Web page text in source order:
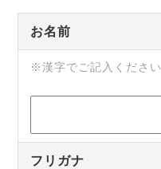
お名前
※漢字でご記入ください
フリガナ